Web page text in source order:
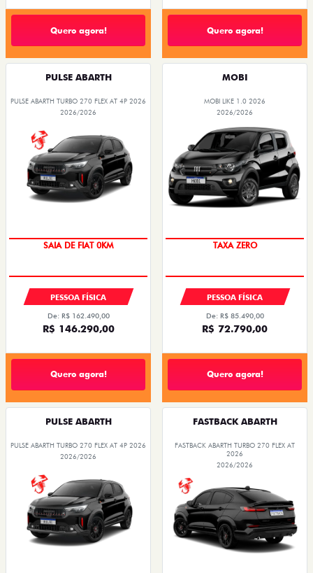
Quero agora! Quero agora!
PULSE ABARTH
PULSE ABARTH TURBO 270 FLEX AT 4P 2026
2026/2026
OPORTUNIDADE
PESSOA FÍSICA
De: R$ 162.490,00
R$ 146.290,00
Quero agora!
MOBI
MOBI LIKE 1.0 2026
2026/2026
PREÇO IMPERDÍVEL
PESSOA FÍSICA
De: R$ 85.490,00
R$ 72.790,00
Quero agora!
PULSE ABARTH
PULSE ABARTH TURBO 270 FLEX AT 4P 2026
2026/2026
FASTBACK ABARTH
FASTBACK ABARTH TURBO 270 FLEX AT
2026
2026/2026